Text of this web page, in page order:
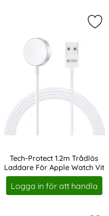
tech-Protect 1.5m 2in1
Tech-Protect 1.2m Trådlös
Laddare För Apple Watch Vit
Art. nr 219066
Logga in för att handla